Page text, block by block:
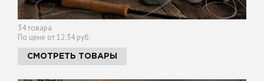
34 товара
По цене от 12.34 руб.
СМОТРЕТЬ ТОВАРЫ